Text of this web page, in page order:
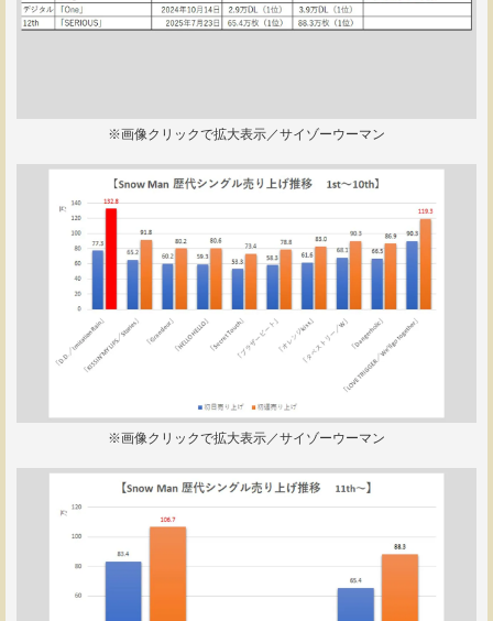
※画像クリックで拡大表示／サイゾーウーマン
※画像クリックで拡大表示／サイゾーウーマン